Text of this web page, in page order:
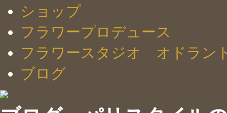
ショップ
フラワープロデュース
フラワースタジオ オドラン
ブログ